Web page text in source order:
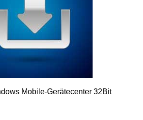
Mobile-Gerätecenter 32Bit